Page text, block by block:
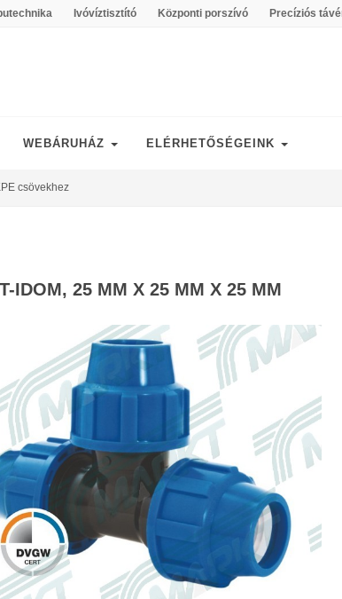
Ivóvíztisztító Központi porszívó Precíziós
WEBÁRUHÁZ ELÉRHETŐSÉGEINK
csövekhez
IDOM, 25 MM X 25 MM X 25 MM